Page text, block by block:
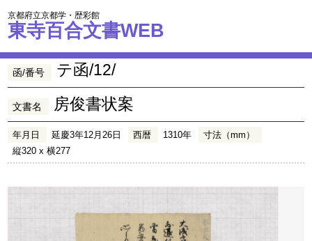
京都府立京都学・歴彩館
東寺百合文書WEB
函/番号 テ函/12/
文書名 房俊書状案
年月日 延慶3年12月26日 西暦 1310年
寸法（mm）
縦320 x 横277